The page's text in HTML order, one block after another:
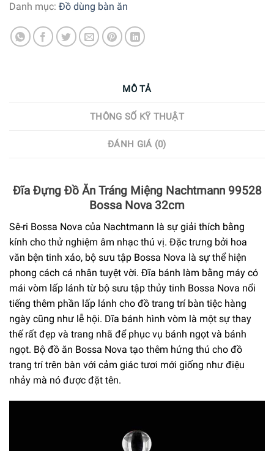
Danh mục: Đồ dùng bàn ăn
MÔ TẢ
THÔNG SỐ KỸ THUẬT
ĐÁNH GIÁ (0)
Đĩa Đựng Đồ Ăn Tráng Miệng Nachtmann 99528
Bossa Nova 32cm
Sê-ri Bossa Nova của Nachtmann là sự giải thích bằng
kính cho thử nghiệm âm nhạc thú vị. Đặc trưng bởi hoa
văn bện tinh xảo, bộ sưu tập Bossa Nova là sự thể hiện
phong cách cá nhân tuyệt vời. Đĩa bánh làm bằng máy có
mái vòm lấp lánh từ bộ sưu tập thủy tinh Bossa Nova nổi
tiếng thêm phần lấp lánh cho đồ trang trí bàn tiệc hàng
ngày cũng như lễ hội. Dĩa bánh hình vòm là một sự thay
thế rất đẹp và trang nhã để phục vụ bánh ngọt và bánh
ngọt. Bộ đồ ăn Bossa Nova tạo thêm hứng thú cho đồ
trang trí trên bàn với cảm giác tươi mới giống như điệu
nhảy mà nó được đặt tên.